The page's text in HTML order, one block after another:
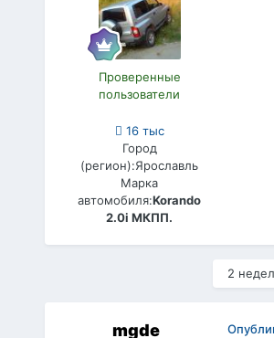
Проверенные
пользователи
16 тыс
Город
(регион):Ярославль
Марка
автомобиля:Korando
2.0i МКПП.
2
mgde